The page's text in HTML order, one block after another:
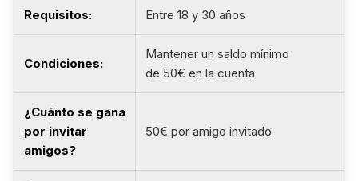
Requisitos: Entre 18 y 30 años
Condiciones:
Mantener un saldo mínimo
de 50€ en la cuenta
¿Cuánto se gana
por invitar
amigos?
50€ por amigo invitado